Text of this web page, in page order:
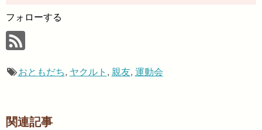
フォローする
おともだち, ヤクルト , 親友, 運動会
関連記事